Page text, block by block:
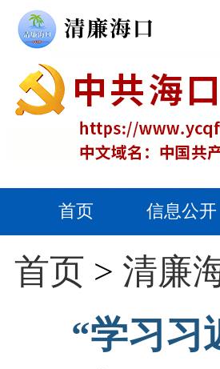
首页 信息公开
首页 > 清廉
“学习习